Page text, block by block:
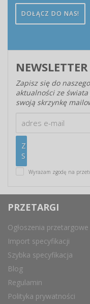
DOŁĄCZ DO NAS!
NEWSLETTER
Zapisz się do
aktualności ze
swoją skrzynkę
Wyrażam zgodę na
PRZETARGI
Ogłoszenia przetargowe
Import specyfikacji
Szybka specyfikacja
Blog
Regulamin
Polityka prywatności